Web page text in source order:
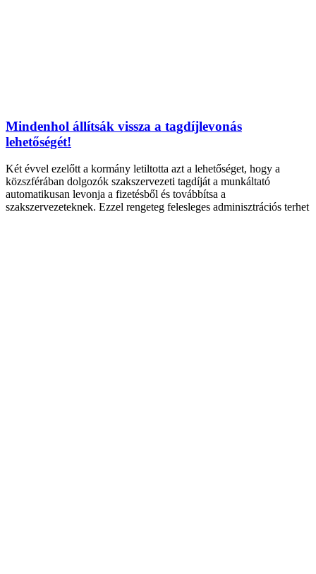
Mindenhol állítsák vissza a tagdíjlevonás
lehetőségét!
Két évvel ezelőtt a kormány letiltotta azt a lehetőséget, hogy a
közszférában dolgozók szakszervezeti tagdíját a munkáltató
automatikusan levonja a fizetésből és továbbítsa a
szakszervezeteknek. Ezzel rengeteg felesleges adminisztrációs terhet